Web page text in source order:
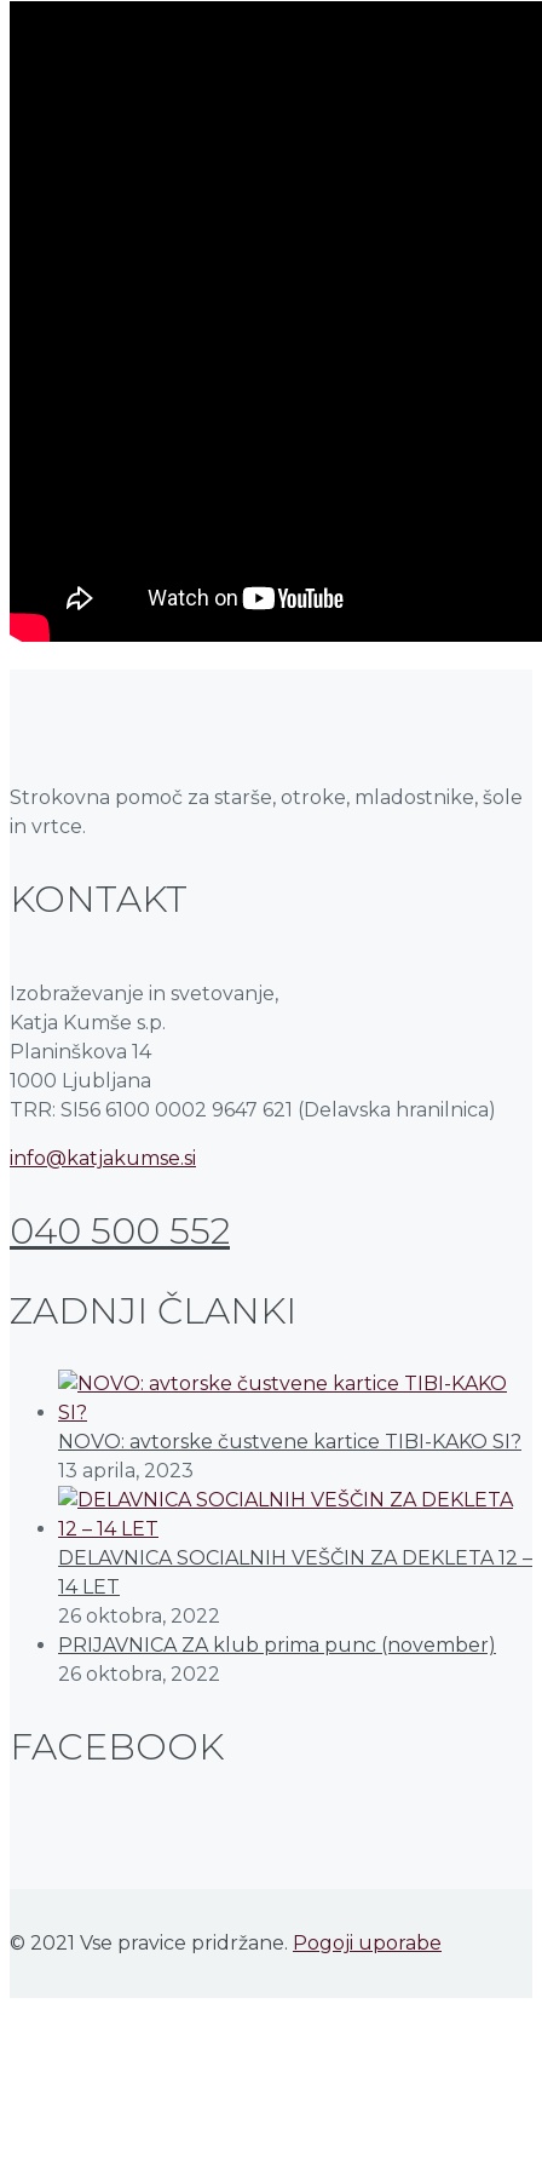
Strokovna pomoč za starše, otroke, mladostnike, šole
in vrtce.
KONTAKT
Izobraževanje in svetovanje,
Katja Kumše s.p.
Planinškova 14
1000 Ljubljana
TRR: SI56 6100 0002 9647 621 (Delavska hranilnica)
info@katjakumse.si
040 500 552
ZADNJI ČLANKI
NOVO: avtorske čustvene kartice TIBI-KAKO SI?
13 aprila, 2023
DELAVNICA SOCIALNIH VEŠČIN ZA DEKLETA 12 –
14 LET
26 oktobra, 2022
PRIJAVNICA ZA klub prima punc (november)
26 oktobra, 2022
FACEBOOK
© 2021 Vse pravice pridržane. Pogoji uporabe